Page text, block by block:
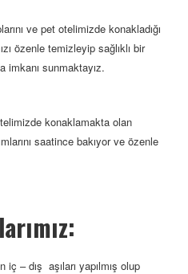
ve pet otelimizde konakladığı
özenle temizleyip sağlıklı bir
imkanı sunmaktayız.
konaklamakta olan
saatince bakıyor ve özenle
– dış aşıları yapılmış olup